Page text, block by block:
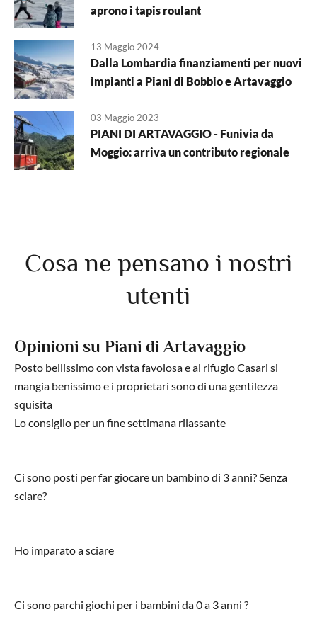
aprono i tapis roulant
13 Maggio 2024
Dalla Lombardia finanziamenti per nuovi
impianti a Piani di Bobbio e Artavaggio
03 Maggio 2023
PIANI DI ARTAVAGGIO - Funivia da
Moggio: arriva un contributo regionale
Cosa ne pensano i nostri
utenti
Opinioni su Piani di Artavaggio
Posto bellissimo con vista favolosa e al rifugio Casari si
mangia benissimo e i proprietari sono di una gentilezza
squisita
Lo consiglio per un fine settimana rilassante
Ci sono posti per far giocare un bambino di 3 anni? Senza
sciare?
Ho imparato a sciare
Ci sono parchi giochi per i bambini da 0 a 3 anni ?